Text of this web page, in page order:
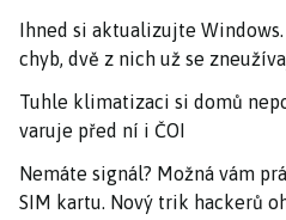
Ihned si aktualizujte
chyb, dvě z nich už se
Tuhle klimatizaci si domů
varuje před ní i ČOI
Nemáte signál? Možná vám
SIM kartu. Nový trik hackerů